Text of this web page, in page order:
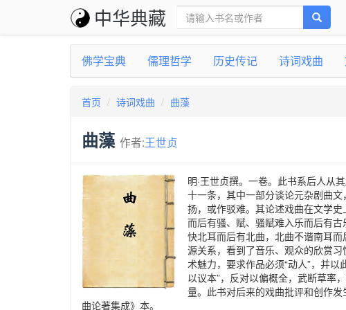
中华典藏
佛学宝典 儒理哲学 历史传记 诗词戏曲
首页 诗词戏曲 曲藻
曲藻 作者:王世贞
明·王世贞撰。一卷。此书系后人从
十一条，其中一部分谈论元杂剧曲
扬，或作驳难。其论述戏曲在文学
而后有骚、赋、骚赋难入乐而后有
快北耳而后有北曲，北曲不谐南耳
源关系，看到了音乐、观众的欣赏
术魅力，要求作品必须“动人”，并
以议本”，反对以偏概全，武断草率
量。此书对后来的戏曲批评和创作
曲论著集成》本。